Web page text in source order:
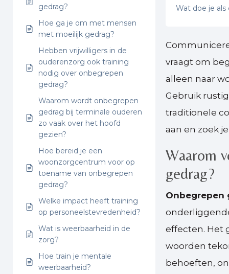
gedrag?
Hoe ga je om met mensen
met moeilijk gedrag?
Hebben vrijwilligers in de
ouderenzorg ook training
nodig over onbegrepen
gedrag?
Waarom wordt onbegrepen
gedrag bij terminale ouderen
zo vaak over het hoofd
gezien?
Hoe bereid je een
woonzorgcentrum voor op
toename van onbegrepen
gedrag?
Welke impact heeft training
op personeelstevredenheid?
Wat is weerbaarheid in de
zorg?
Hoe train je mentale
weerbaarheid?
Wat doe je
vraagt om
alleen naar
Gebruik
traditionele
aan en zoek
Waarom
gedrag?
Onbegrepen
effecten. Het
woorden
behoeften,